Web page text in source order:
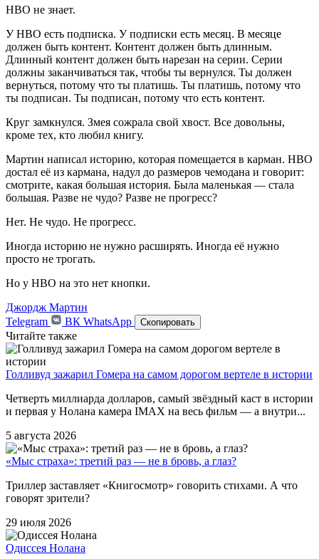
HBO не знает.
У HBO есть подписка. У подписки есть месяц. В месяце
должен быть контент. Контент должен быть длинным.
Длинный контент должен быть нарезан на серии. Серии
должны заканчиваться так, чтобы ты вернулся. Ты должен
вернуться, потому что ты платишь. Ты платишь, потому что
ты подписан. Ты подписан, потому что есть контент.
Круг замкнулся. Змея сожрала свой хвост. Все довольны,
кроме тех, кто любил книгу.
Мартин написал историю, которая помещается в карман. HBO
достал её из кармана, надул до размеров чемодана и говорит:
смотрите, какая большая история. Была маленькая — стала
большая. Разве не чудо? Разве не прогресс?
Нет. Не чудо. Не прогресс.
Иногда историю не нужно расширять. Иногда её нужно
просто не трогать.
Но у HBO на это нет кнопки.
Джордж Мартин
Telegram
ВК WhatsApp Скопировать
Читайте также
Голливуд зажарил Гомера на самом дорогом вертеле в истории
Четверть миллиарда долларов, самый звёздный каст в истории
и первая у Нолана камера IMAX на весь фильм — а внутри...
5 августа 2026
«Мыс страха»: третий раз — не в бровь, а глаз?
Триллер заставляет «Книгосмотр» говорить стихами. А что
говорят зрители?
29 июля 2026
Одиссея Нолана